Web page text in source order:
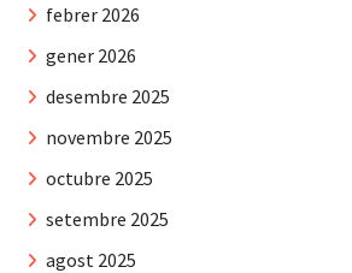
febrer 2026
gener 2026
desembre 2025
novembre 2025
octubre 2025
setembre 2025
agost 2025